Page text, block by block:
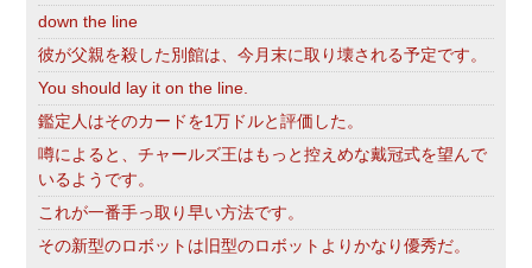
down the line
彼が父親を殺した別館は、今月末に取り壊される予定です。
You should lay it on the line.
鑑定人はそのカードを1万ドルと評価した。
噂によると、チャールズ王はもっと控えめな戴冠式を望んで
いるようです。
これが一番手っ取り早い方法です。
その新型のロボットは旧型のロボットよりかなり優秀だ。